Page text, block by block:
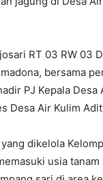
RT 03 RW 03
bersama
PJ Kepala
Desa Air Kulim
dikelola
usia